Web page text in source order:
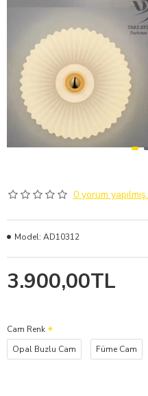
0 yorum yapılmış.
3.900,00TL
Model: AD10312
Cam Renk
Opal Buzlu Cam
Füme Cam